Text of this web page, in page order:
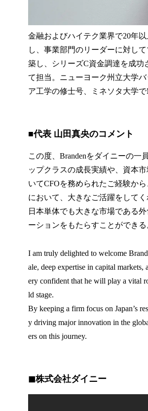
金融およびハイテク業界で20年
し、事業部門のリーダーに対し
築し、シリーズC資金調達を成功
て担当。ニューヨーク州立大学
ア工学の修士号、ミネソタ大学で
■代表 山田真央のコメント
この度、Brandenをダイニーの一
ップクラスの成長実績や、資本
いてCFOを務められたご経験か
において、大きなご活躍をしてく
日本単体でも大きな市場である
ーションをもたらすことができ
I am truly delighted to welcome
ale, deep expertise in capital
ery confident that he will play a vital
ld stage.
By keeping a firm focus on Japan’s
y driving major innovation in the
ers on this journey.
◼︎株式会社ダイニー